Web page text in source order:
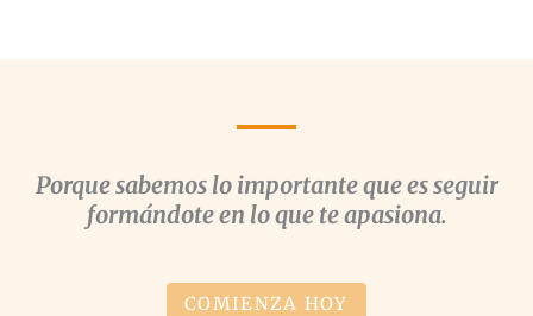
Porque sabemos lo importante que es seguir
formándote en lo que te apasiona.
COMIENZA HOY